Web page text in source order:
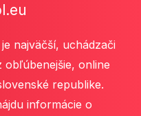
najväčší, uchádzači
obľúbenejšie, online
republike.
informácie o